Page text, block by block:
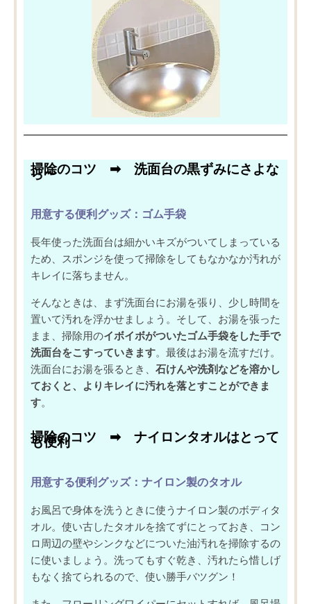
掃除のコツ ➡︎ 洗面台の黒ずみにさよな
ら〜
用意する便利グッズ：ゴム手袋
長年使った洗面台は細かいキズがついてしまっている
ため、スポンジを使って掃除をしてもなかなか汚れが
キレイに落ちません。
そんなときは、まず洗面台にお湯を張り、少し時間を
置いて汚れを浮かせましょう。そして、お湯を張った
まま、掃除用のイボイボがついたゴム手袋をした手で
洗面台をこすっていきます。最後はお湯を流すだけ。
洗面台にお湯を張るとき、 石けんや洗剤などを溶かし
ておくと、よりキレイに汚れを落とすことができま
す。
掃除のコツ ➡︎ ナイロンタオルはとって
も便利
用意する便利グッズ：ナイロン製のタオル
お風呂で身体を洗うときに使うナイロン製のボディタ
オル。 使い古したタオルを捨てずにとっておき、 コン
ロ周辺の壁やシンクなどについた油汚れを掃除するの
に使いましょう。洗ってもすぐ乾き、汚れたら惜しげ
もなく捨てられるので、使い勝手バツグン！